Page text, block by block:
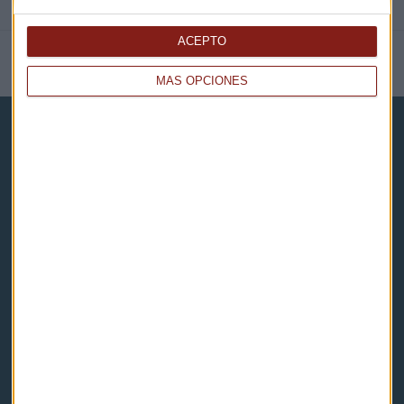
MÁS OPCIONES
ACEPTO
NOTICIAS RELACIONADAS